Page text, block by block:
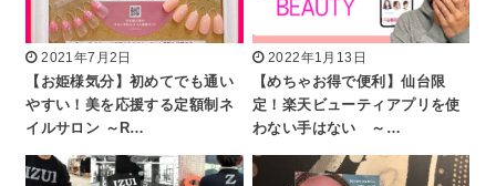
2021年7月2日
【お姫様気分】初めてでも通い
やすい！美を応援する定額制ネ
イルサロン ～R…
2022年1月13日
【めちゃお得で便利】仙台限
定！楽天ビューティアプリを使
わない手はない ～…